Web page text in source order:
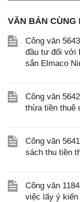
VĂN BẢN CÙNG
Công văn
đầu tư đối với
sắn Elmaco
Công văn
thừa tiền thuê
Công văn
sách thu tiền
Công văn
việc lấy ý kiến